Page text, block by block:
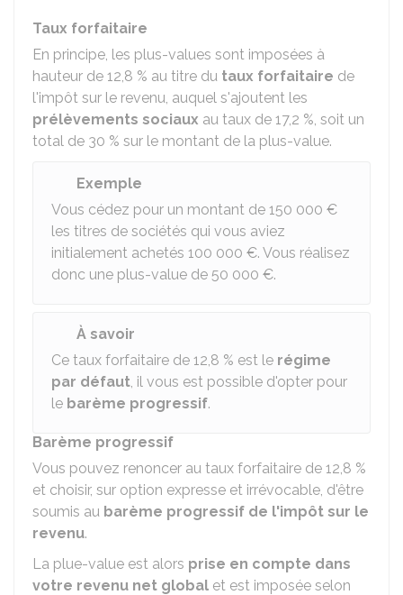
Taux forfaitaire
En principe, les plus-values sont imposées à
hauteur de 12,8 % au titre du taux forfaitaire de
l'impôt sur le revenu, auquel s'ajoutent les
prélèvements sociaux au taux de 17,2 %, soit un
total de 30 % sur le montant de la plus-value.
Exemple
Vous cédez pour un montant de 150 000 €
les titres de sociétés qui vous aviez
initialement achetés 100 000 €. Vous réalisez
donc une plus-value de 50 000 €.
À savoir
Ce taux forfaitaire de 12,8 % est le régime
par défaut, il vous est possible d'opter pour
le barème progressif.
Barème progressif
Vous pouvez renoncer au taux forfaitaire de 12,8 %
et choisir, sur option expresse et irrévocable, d'être
soumis au barème progressif de l'impôt sur le
revenu.
La plue-value est alors prise en compte dans
votre revenu net global et est imposée selon